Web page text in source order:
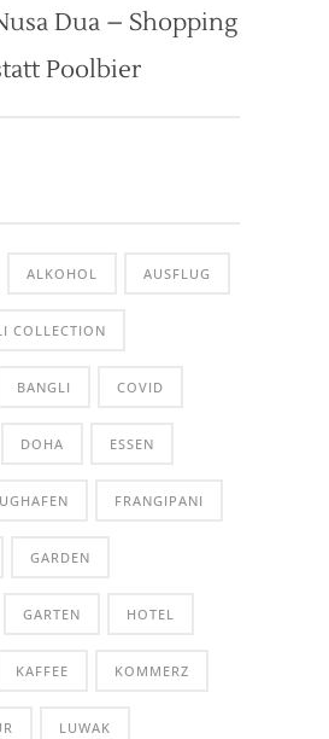
Dua – Shopping
Poolbier
ALKOHOL AUSFLUG
COLLECTION
BANGLI COVID
DOHA ESSEN
FRANGIPANI
GARDEN
GARTEN HOTEL
KAFFEE KOMMERZ
LUWAK